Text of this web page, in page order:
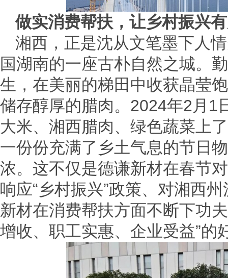
做实消费帮扶，让乡村振兴
湘西，正是沈从文笔墨下人
国湖南的一座古朴自然之城。
生，在美丽的梯田中收获晶莹
储存醇厚的腊肉。2024年2月1
大米、湘西腊肉、绿色蔬菜上
一份份充满了乡土气息的节日
浓。这不仅是德谦新材在春节
响应“乡村振兴”政策、对湘西
新材在消费帮扶方面不断下功
增收、职工实惠、企业受益”的